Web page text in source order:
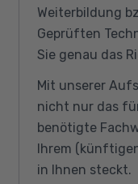
Weiterbildung
Geprüften
Sie genau das
Mit unserer
nicht nur das
benötigte
Ihrem
in Ihnen steckt.